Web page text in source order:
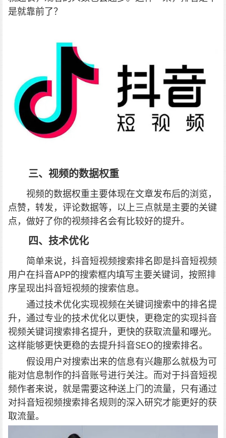
是就靠前了？
三、视频的数据权重
视频的数据权重主要体现在文章发布后的浏览，
点赞，转发，评论数据等，以上三点就是主要的关键
点，做好了你的视频排名会有比较好的提升。
四、技术优化
简单来说，抖音短视频搜索排名即是抖音短视频
用户在抖音APP的搜索框内填写主要关键词，按照排
序呈现出抖音短视频的搜索信息。
通过技术优化实现视频在关键词搜索中的排名提
升，通过专业的技术优化以更快，更稳定的实现抖音
视频关键词搜索排名提升，更快的获取流量和曝光。
这样能够更快更稳的去提升抖音SEO的搜索排名。
假设用户对搜索出来的信息有兴趣那么就极为可
能对信息制作的抖音账号进行关注。而对于抖音短视
频作者来说，就是需要这种送上门的流量，只有通过
对抖音短视频搜索排名规则的深入研究才能更好的获
取流量。